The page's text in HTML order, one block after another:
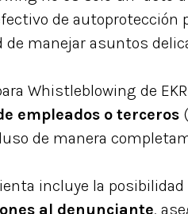
de autoprotección
de manejar asuntos
Whistleblowing de
empleados o terceros
de manera
incluye la posibilidad
al denunciante,